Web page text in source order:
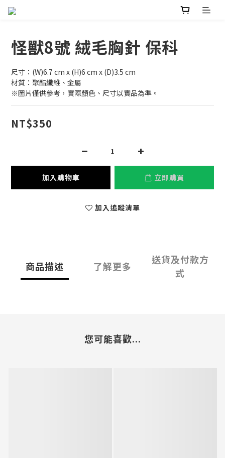
怪獸8號 絨毛胸針 保科
尺寸：(W)6.7 cm x (H)6 cm x (D)3.5 cm
材質：聚酯纖維、金屬
※圖片僅供參考，實際顏色、尺寸以實品為準。
NT$350
加入購物車 立即購買
加入追蹤清單
商品描述 了解更多
送貨及付款方
式
您可能喜歡...